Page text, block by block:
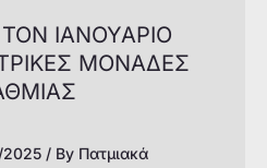
ΙΑΝΟΥΑΡΙΟ
ΜΟΝΑΔΕΣ
2025 / By Πατμιακά